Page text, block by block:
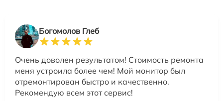
Богомолов Глеб
Очень доволен результатом! Стоимость ремонта
меня устроила более чем! Мой монитор был
отремонтирован быстро и качественно.
Рекомендую всем этот сервис!